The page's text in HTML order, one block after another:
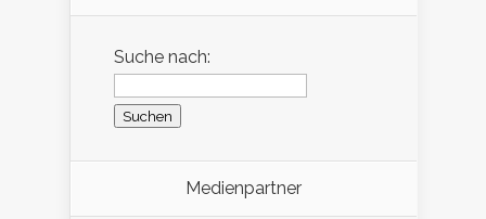
Suche nach:
Medienpartner